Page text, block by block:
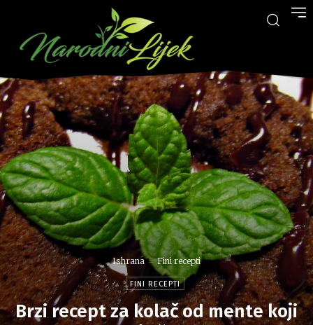
Ishrana Fini recepti
FINI RECEPTI
Brzi recept za kolač od mente koji